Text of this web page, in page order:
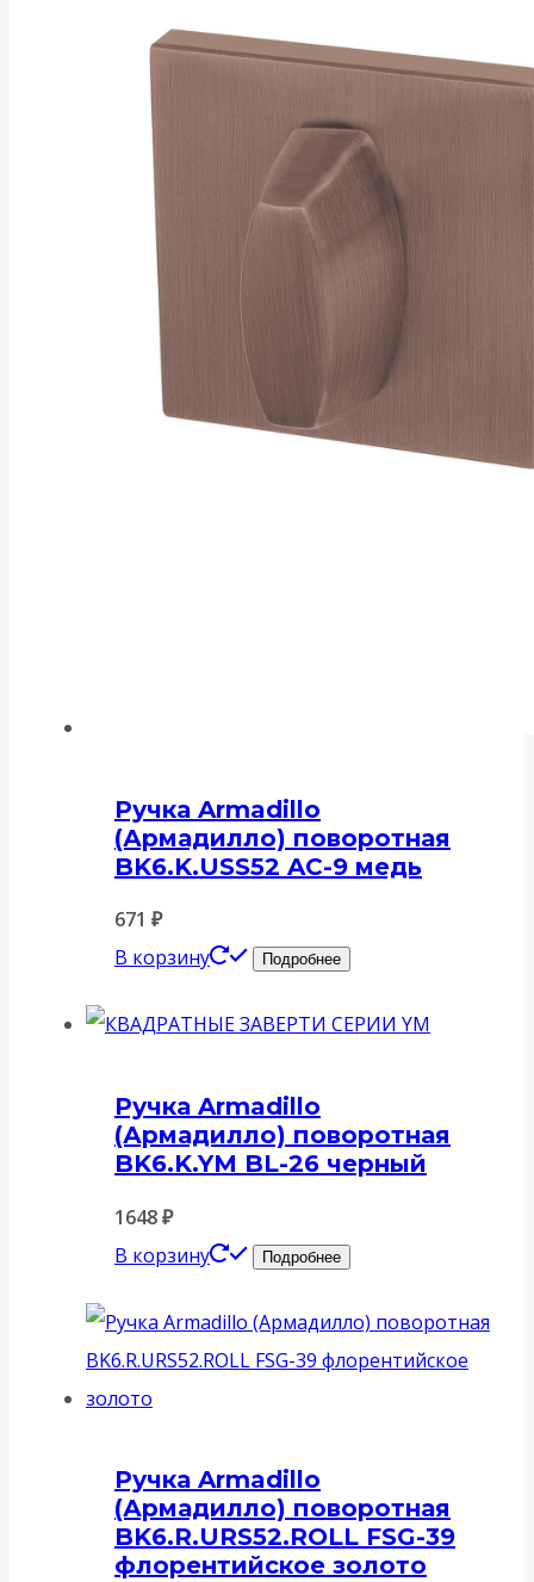
Ручка Armadillo
(Армадилло) поворотная
BK6.K.USS52 AC-9 медь
671 ₽
В корзину
Подробнее
Ручка Armadillo
(Армадилло) поворотная
BK6.K.YM BL-26 черный
1648₽
В корзину
Подробнее
Ручка Armadillo
(Армадилло) поворотная
BK6.R.URS52.ROLL FSG-39
флорентийское золото